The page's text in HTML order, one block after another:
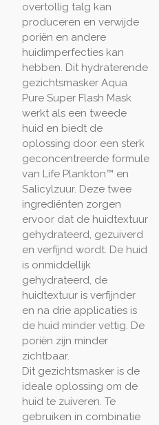
overtollig talg kan
produceren en verwijde
poriën en andere
huidimperfecties kan
hebben. Dit hydraterende
gezichtsmasker Aqua
Pure Super Flash Mask
werkt als een tweede
huid en biedt de
oplossing door een sterk
geconcentreerde formule
van Life Plankton™ en
Salicylzuur. Deze twee
ingrediënten zorgen
ervoor dat de huidtextuur
gehydrateerd, gezuiverd
en verfijnd wordt. De huid
is onmiddellijk
gehydrateerd, de
huidtextuur is verfijnder
en na drie applicaties is
de huid minder vettig. De
poriën zijn minder
zichtbaar.
Dit gezichtsmasker is de
ideale oplossing om de
huid te zuiveren. Te
gebruiken in combinatie